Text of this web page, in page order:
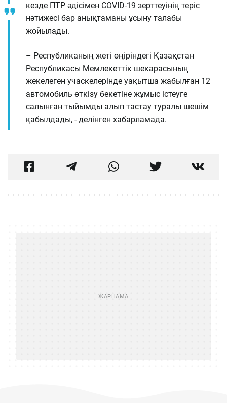
кезде ПТР әдісімен COVID-19 зерттеуінің теріс
нәтижесі бар анықтаманы ұсыну талабы
жойылады.
– Республиканың жеті өңіріндегі Қазақстан
Республикасы Мемлекеттік шекарасының
жекелеген учаскелерінде уақытша жабылған 12
автомобиль өткізу бекетіне жұмыс істеуге
салынған тыйымды алып тастау туралы шешім
қабылдады, - делінген хабарламада.